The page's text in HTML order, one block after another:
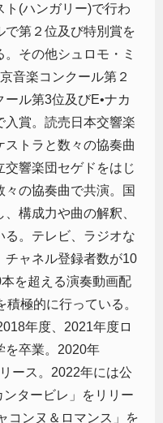
(ハンガリー)で行わ
で第２位及び特別賞を
その他シュロモ・ミ
音楽コンクール第２
ル第3位及びE•ナカ
入賞。読売日本交響楽
ストラと数々の協奏曲
交響楽団セゲドをはじ
の協奏曲で共演。国
構成力や曲の解釈、
る。テレビ、ラジオな
チャネル登録者数が10
を超える演奏動画配
極的に行っている。
年度、2021年度ロ
を卒業。2020年
ース。2022年には公
タービレ」をリリー
コンヌ＆ロマンス」を